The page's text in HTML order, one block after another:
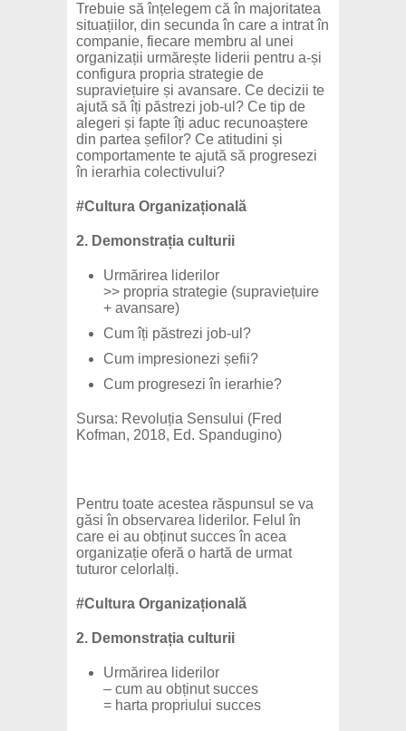
Trebuie să înțelegem că în majoritatea
situațiilor, din secunda în care a intrat în
companie, fiecare membru al unei
organizații urmărește liderii pentru a-și
configura propria strategie de
supraviețuire și avansare. Ce decizii te
ajută să îți păstrezi job-ul? Ce tip de
alegeri și fapte îți aduc recunoaștere
din partea șefilor? Ce atitudini și
comportamente te ajută să progresezi
în ierarhia colectivului?
#Cultura Organizațională
2. Demonstrația culturii
Urmărirea liderilor
>> propria strategie (supraviețuire
+ avansare)
Cum îți păstrezi job-ul?
Cum impresionezi șefii?
Cum progresezi în ierarhie?
Sursa: Revoluția Sensului (Fred
Kofman, 2018, Ed. Spandugino)
Pentru toate acestea răspunsul se va
găsi în observarea liderilor. Felul în
care ei au obținut succes în acea
organizație oferă o hartă de urmat
tuturor celorlalți.
#Cultura Organizațională
2. Demonstrația culturii
Urmărirea liderilor
– cum au obținut succes
= harta propriului succes